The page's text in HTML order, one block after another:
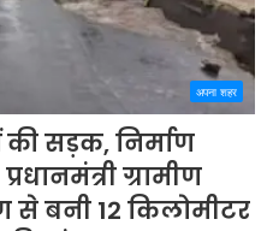
अपना शहर
की सड़क, निर्माण
ग्रामीण
से बनी 12 किलोमीटर